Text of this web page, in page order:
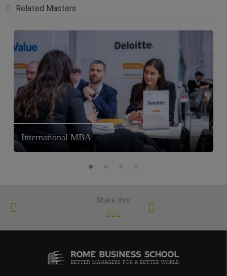
Related Masters
International MBA
Share this: